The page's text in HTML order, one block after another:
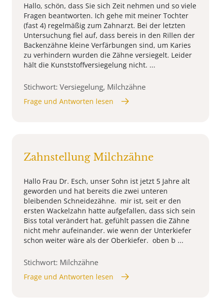
Hallo, schön, dass Sie sich Zeit nehmen und so viele
Fragen beantworten. Ich gehe mit meiner Tochter
(fast 4) regelmäßig zum Zahnarzt. Bei der letzten
Untersuchung fiel auf, dass bereis in den Rillen der
Backenzähne kleine Verfärbungen sind, um Karies
zu verhindern wurden die Zähne versiegelt. Leider
hält die Kunststoffversiegelung nicht. ...
Stichwort: Versiegelung, Milchzähne
Frage und Antworten lesen
Zahnstellung Milchzähne
Hallo Frau Dr. Esch, unser Sohn ist jetzt 5 Jahre alt
geworden und hat bereits die zwei unteren
bleibenden Schneidezähne. mir ist, seit er den
ersten Wackelzahn hatte aufgefallen, dass sich sein
Biss total verändert hat. gefühlt passen die Zähne
nicht mehr aufeinander. wie wenn der Unterkiefer
schon weiter wäre als der Oberkiefer. oben b ...
Stichwort: Milchzähne
Frage und Antworten lesen